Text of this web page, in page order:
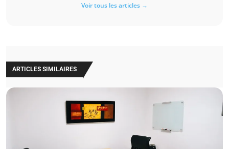
Voir tous les articles →
ARTICLES SIMILAIRES